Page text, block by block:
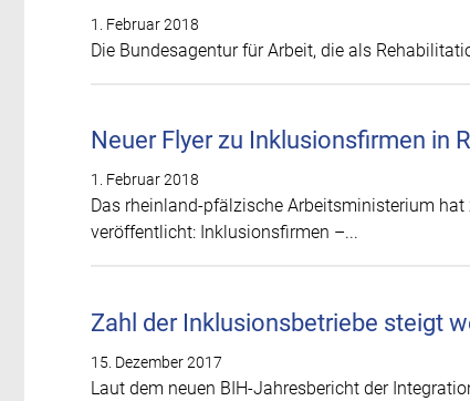
1. Februar 2018
Die Bundesagentur für Arbeit, die als
Neuer Flyer zu Inklusionsfirmen in
1. Februar 2018
Das rheinland-pfälzische Arbeitsministerium
veröffentlicht: Inklusionsfirmen –...
Zahl der Inklusionsbetriebe steigt
15. Dezember 2017
Laut dem neuen BIH-Jahresbericht der